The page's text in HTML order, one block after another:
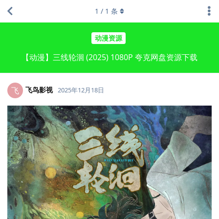
动漫资源
【动漫】三线轮洄 (2025) 1080P 夸克网盘资源下载
1 / 1 条
飞 飞鸟影视 2025年12月18日